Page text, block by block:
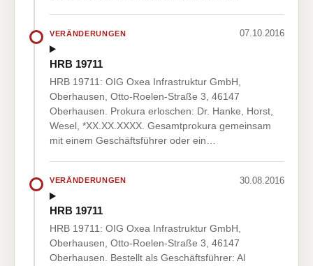
VERÄNDERUNGEN 07.10.2016
HRB 19711
HRB 19711: OIG Oxea Infrastruktur GmbH,
Oberhausen, Otto-Roelen-Straße 3, 46147
Oberhausen. Prokura erloschen: Dr. Hanke, Horst,
Wesel, *XX.XX.XXXX. Gesamtprokura gemeinsam
mit einem Geschäftsführer oder ein…
VERÄNDERUNGEN 30.08.2016
HRB 19711
HRB 19711: OIG Oxea Infrastruktur GmbH,
Oberhausen, Otto-Roelen-Straße 3, 46147
Oberhausen. Bestellt als Geschäftsführer: Al